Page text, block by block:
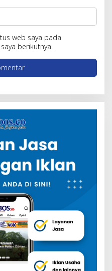
web saya pada
berikutnya.